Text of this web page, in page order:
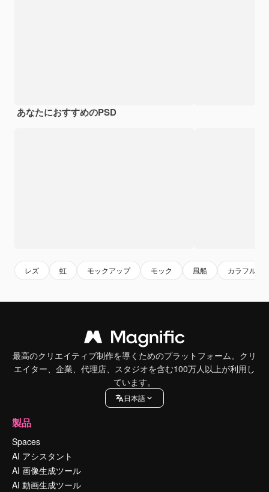
あなたにおすすめのPSD
レズ 虹 モックアップ モック 風船 カラフル
最高のクリエイティブ制作を導くためのプラットフォーム。クリ
エイター、企業、代理店、スタジオを含む100万人以上が利用し
ています。
日本語
製品
Spaces
AI アシスタント
AI 画像生成ツール
AI 動画生成ツール